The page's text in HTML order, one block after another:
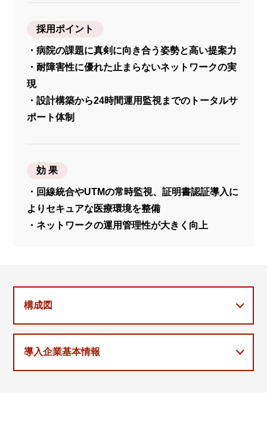
採用ポイント
・病院の課題に真剣に向き合う姿勢と高い提案力
・耐障害性に優れた止まらないネットワークの実
現
・設計構築から24時間運用監視までのトータルサ
ポート体制
効 果
・回線統合やUTMの常時監視、証明書認証導入に
よりセキュアな医療環境を整備
・ネットワークの運用管理性が大きく向上
構成図
導入企業基本情報